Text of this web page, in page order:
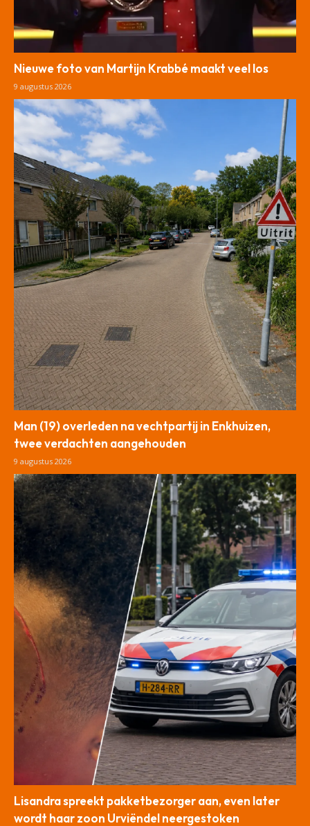
Nieuwe foto van Martijn Krabbé maakt veel los
9 augustus 2026
Man (19) overleden na vechtpartij in Enkhuizen,
twee verdachten aangehouden
9 augustus 2026
Lisandra spreekt pakketbezorger aan, even later
wordt haar zoon Urviëndel neergestoken